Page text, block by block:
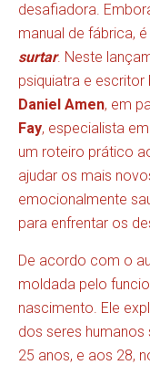
desafiadora.
manual de fábrica,
surtar. Neste
psiquiatra e escritor
Daniel Amen, em
Fay, especialista
um roteiro prático
ajudar os mais
emocionalmente
para enfrentar os
De acordo com o
moldada pelo
nascimento. Ele
dos seres
25 anos, e aos 28,